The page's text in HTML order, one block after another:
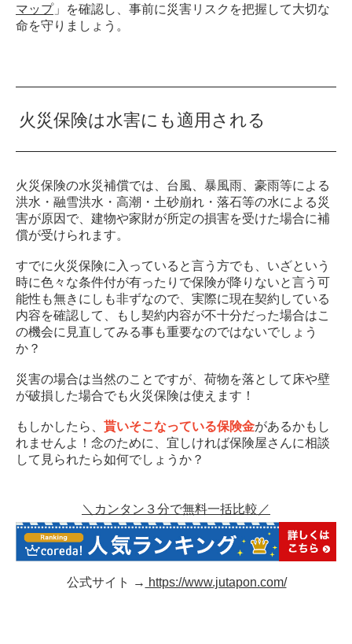
マップ」を確認し、事前に災害リスクを把握して大切な
命を守りましょう。
火災保険は水害にも適用される
火災保険の水災補償では、台風、暴風雨、豪雨等による
洪水・融雪洪水・高潮・土砂崩れ・落石等の水による災
害が原因で、建物や家財が所定の損害を受けた場合に補
償が受けられます。
すでに火災保険に入っていると言う方でも、いざという
時に色々な条件付が有ったりで保険が降りないと言う可
能性も無きにしも非ずなので、実際に現在契約している
内容を確認して、もし契約内容が不十分だった場合はこ
の機会に見直してみる事も重要なのではないでしょう
か？
災害の場合は当然のことですが、荷物を落として床や壁
が破損した場合でも火災保険は使えます！
もしかしたら、 貰いそこなっている保険金があるかもし
れませんよ！念のために、宜しければ保険屋さんに相談
して見られたら如何でしょうか？
＼カンタン３分で無料一括比較／
公式サイト → https://www.jutapon.com/